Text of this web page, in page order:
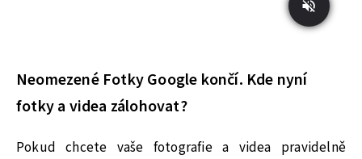
Neomezené Fotky Google končí. Kde nyní
fotky a videa zálohovat?
Pokud chcete vaše fotografie a videa pravidelně